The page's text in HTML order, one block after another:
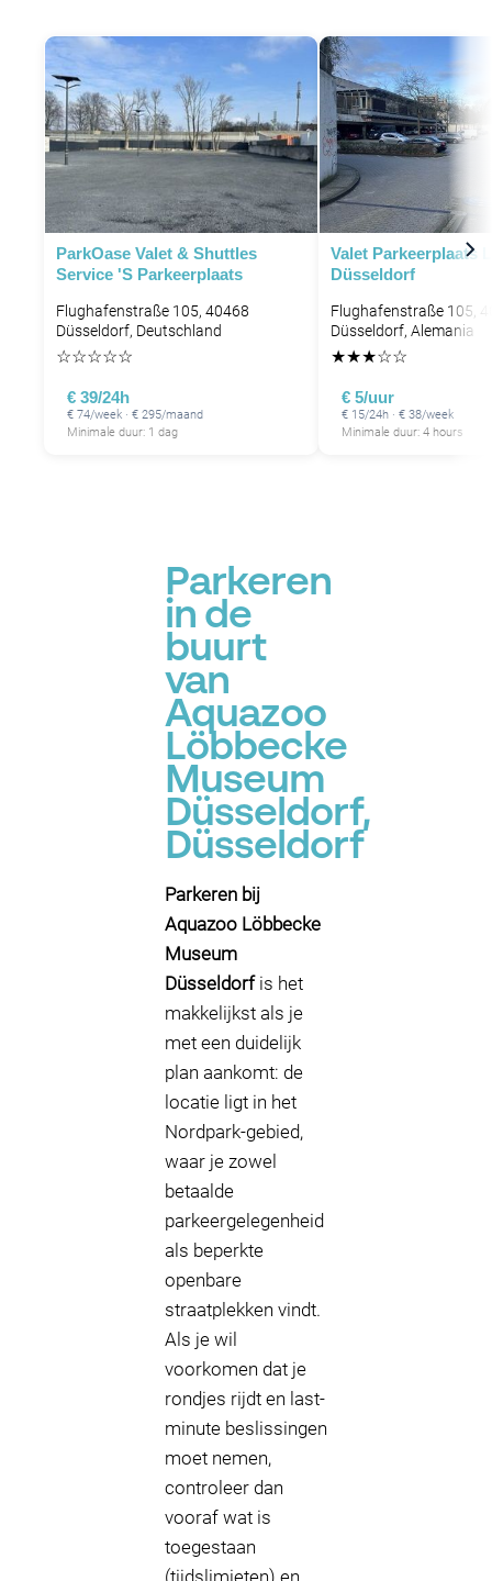
ParkOase Valet & Shuttles
Service 's Parkeerplaats
Flughafenstraße 105, 40468
Düsseldorf, Deutschland
☆☆☆☆☆
€ 39/24h
€ 74/week · € 295/maand
Minimale duur: 1 dag
Valet Parkeerplaats
Düsseldorf
Flughafenstraße 105,
Düsseldorf, Alemania
★★★☆☆
€ 5/uur
€ 15/24h · € 38/week
Minimale duur: 4 hours
Parkeren
in de
buurt
van
Aquazoo
Löbbecke
Museum
Düsseldorf,
Düsseldorf
Parkeren bij
Aquazoo Löbbecke
Museum
Düsseldorfis het
makkelijkst als je
met een duidelijk
plan aankomt: de
locatie ligt in het
Nordpark-gebied,
waar je zowel
betaalde
parkeergelegenheid
als beperkte
openbare
straatplekken vindt.
Als je wil
voorkomen dat je
rondjes rijdt en last-
minute beslissingen
moet nemen,
controleer dan
vooraf wat is
toegestaan